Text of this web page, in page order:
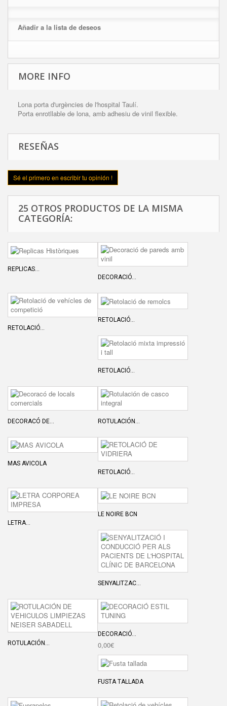
Añadir a la lista de deseos
MORE INFO
Lona porta d'urgències de l'hospital Taulí.
Porta enrotllable de lona, amb adhesiu de vinil flexible.
RESEÑAS
Sé el primero en escribir tu opinión !
25 OTROS PRODUCTOS DE LA MISMA
CATEGORÍA:
REPLICAS...
DECORACIÓ...
RETOLACIÓ...
RETOLACIÓ...
RETOLACIÓ...
DECORACÓ DE... ROTULACIÓN...
MAS AVICOLA
RETOLACIÓ...
LETRA...
LE NOIRE BCN
SENYALITZAC...
ROTULACIÓN...
DECORACIÓ...
0,00€
FUSTA TALLADA